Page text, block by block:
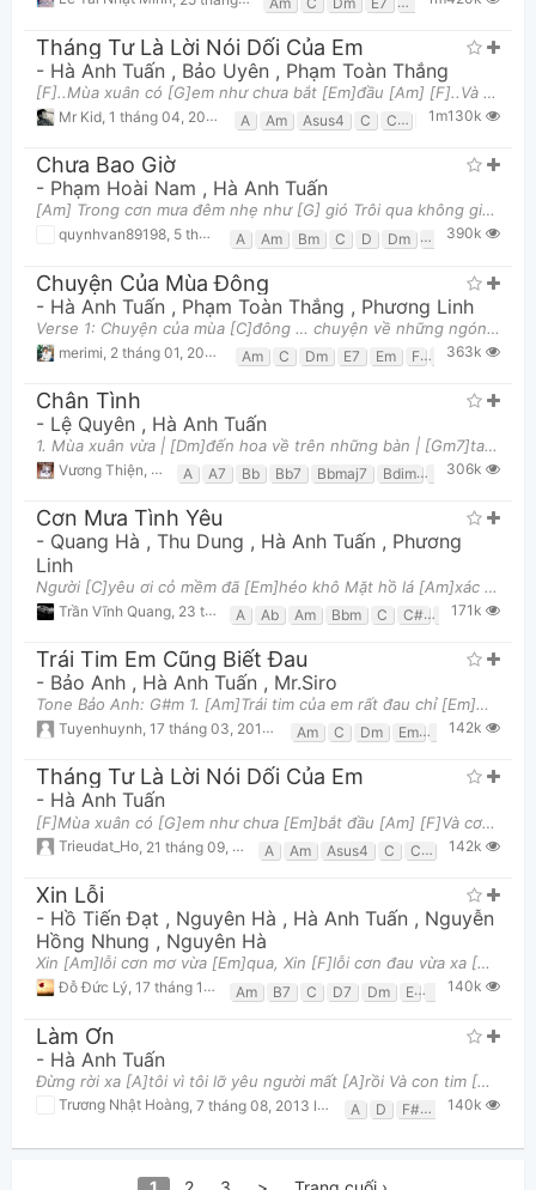
Tháng Tư Là Lời Nói Dối Của Em
- Hà Anh Tuấn , Bảo Uyên , Phạm Toàn Thắng
[F]..Mùa xuân có [G]em như chưa bắt [Em]đầu [Am] [F]..Và cơn gió [G]như khẽ mơn man [Em]lay từng nh
Mr Kid 1 tháng 04, 2018 lúc 12:43pm A Am Asus4 C C7 Em F G
1m130k
Chưa Bao Giờ
- Phạm Hoài Nam , Hà Anh Tuấn
[Am] Trong cơn mưa đêm nhẹ như [G] gió Trôi qua không gian và nguôi lắng [F] dần Những [E7] điều t
quynhvan89198, 5 tháng 08, 2013 lúc 11:43pm A Am Bm C D Dm E7 Em F
390k
Chuyện Của Mùa Đông
- Hà Anh Tuấn , Phạm Toàn Thắng , Phương Linh
Verse 1: Chuyện của mùa [C]đông … chuyện về những ngón tay [E7]đan.. chuyện về những cái ôm [Am]n
merimi 2 tháng 01, 2014 lúc 07:38am Am C Dm E7 Em F Fm G G7
363k
Chân Tình
- Lệ Quyên , Hà Anh Tuấn
1. Mùa xuân vừa | [Dm]đến hoa về trên những bàn | [Gm7]tay Và em vừa | [C]đến thay [A7]màu áo mới v
Vương Thiện 2 tháng 01, 2018 lúc 07:23am
A A7 Bb Bb7 Bbmaj7 Bdim C7 Dm
306k
Cơn Mưa Tình Yêu
- Quang Hà , Thu Dung , Hà Anh Tuấn , Phương
Linh
Người [C]yêu ơi cỏ mềm đã [Em]héo khô Mặt hồ lá [Am]xác xơ những con đường vắng [G]sương mờ Từng
Trần Vĩnh Quang 23 tháng 06, 2018 lúc 11:39am A Ab Am Bbm C C# Dm Em
171k
Trái Tim Em Cũng Biết Đau
- Bảo Anh , Hà Anh Tuấn , Mr.Siro
Tone Bảo Anh: G#m 1. [Am]Trái tim của em rất đau chỉ [Em]muốn buông tình ta ở đây Vì cho [F]đến gi
Tuyenhuynh 17 tháng 03, 2018 lúc 09:06am Am C Dm Em G
142k
Tháng Tư Là Lời Nói Dối Của Em
- Hà Anh Tuấn
[F]Mùa xuân có [G]em như chưa [Em]bắt đầu [Am] [F]Và cơn gió [G]như khẽ mơn man [Em]lay từng nhành
Trieudat_Ho 21 tháng 09, 2016 lúc 08:15pm A Am Asus4 C C7 Em F
142k
Xin Lỗi
- Hồ Tiến Đạt , Nguyên Hà , Hà Anh Tuấn , Nguyễn
Hồng Nhung , Nguyên Hà
Xin [Am]lỗi cơn mơ vừa [Em]qua, Xin [F]lỗi cơn đau vừa xa [C]lạ. Xin [Dm]lỗi nỗi vui còn vương [F
Đỗ Đức Lý, 17 tháng 11, 2017 lúc 07:27pm Am B7 C D7 Dm E Em F
140k
Làm Ơn
- Hà Anh Tuấn
Đừng rời xa [A]tôi vì tôi lỡ yêu người mất [A]rồi Và con tim [A]tôi, từ ngày ấy khi bước vào [F#m]cu
Trương Nhật Hoàng 7 tháng 08, 2013 lúc 02:16pm A D F#m 140k